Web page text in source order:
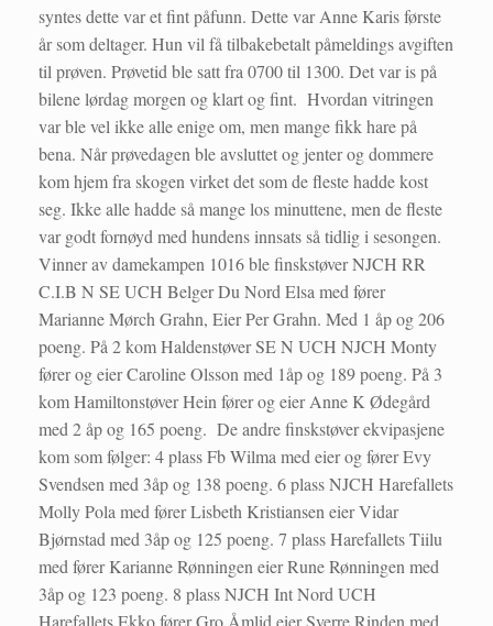
syntes dette var et fint påfunn. Dette var Anne Karis første
år som deltager. Hun vil få tilbakebetalt påmeldings avgiften
til prøven. Prøvetid ble satt fra 0700 til 1300. Det var is på
bilene lørdag morgen og klart og fint. Hvordan vitringen
var ble vel ikke alle enige om, men mange fikk hare på
bena. Når prøvedagen ble avsluttet og jenter og dommere
kom hjem fra skogen virket det som de fleste hadde kost
seg. Ikke alle hadde så mange los minuttene, men de fleste
var godt fornøyd med hundens innsats så tidlig i sesongen.
Vinner av damekampen 1016 ble finskstøver NJCH RR
C.I.B N SE UCH Belger Du Nord Elsa med fører
Marianne Mørch Grahn, Eier Per Grahn. Med 1 åp og 206
poeng. På 2 kom Haldenstøver SE N UCH NJCH Monty
fører og eier Caroline Olsson med 1åp og 189 poeng. På 3
kom Hamiltonstøver Hein fører og eier Anne K Ødegård
med 2 åp og 165 poeng. De andre finskstøver ekvipasjene
kom som følger: 4 plass Fb Wilma med eier og fører Evy
Svendsen med 3åp og 138 poeng. 6 plass NJCH Harefallets
Molly Pola med fører Lisbeth Kristiansen eier Vidar
Bjørnstad med 3åp og 125 poeng. 7 plass Harefallets Tiilu
med fører Karianne Rønningen eier Rune Rønningen med
3åp og 123 poeng. 8 plass NJCH Int Nord UCH
Harefallets Ekko fører Gro Åmlid eier Sverre Rinden med